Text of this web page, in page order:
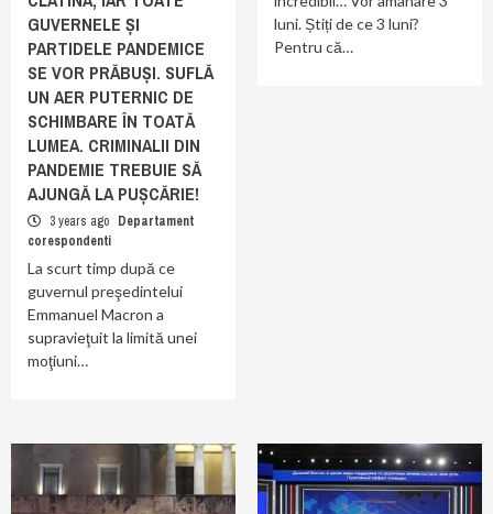
GUVERNELE ȘI
PARTIDELE PANDEMICE
SE VOR PRĂBUȘI. SUFLĂ
UN AER PUTERNIC DE
SCHIMBARE ÎN TOATĂ
LUMEA. CRIMINALII DIN
PANDEMIE TREBUIE SĂ
AJUNGĂ LA PUȘCĂRIE!
3 years ago Departament
corespondenti
La scurt timp după ce
guvernul preşedintelui
Emmanuel Macron a
supravieţuit la limită unei
moţiuni…
luni. Știți de ce 3 luni?
Pentru că…